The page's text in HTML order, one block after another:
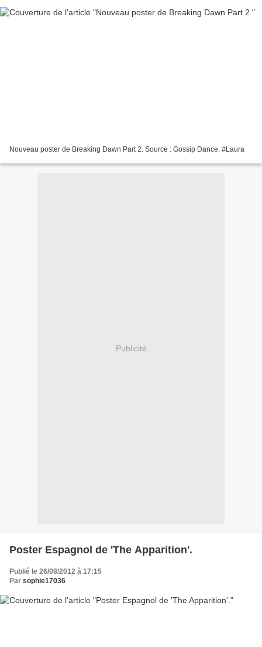
Nouveau poster de Breaking Dawn Part 2. Source : Gossip Dance. #Laura
Publicité
Poster Espagnol de 'The Apparition'.
Publié le 26/08/2012 à 17:15
Par sophie17036